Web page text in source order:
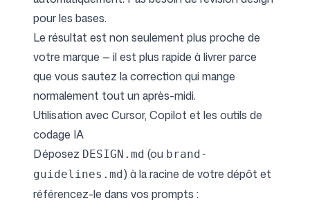
pour les bases.
Le résultat est non seulement plus proche de
votre marque — il est plus rapide à livrer parce
que vous sautez la correction qui mange
normalement tout un après-midi.
Utilisation avec Cursor, Copilot et les outils de
codage IA
Déposez DESIGN.md (ou brand-
guidelines.md ) à la racine de votre dépôt et
référencez-le dans vos prompts :